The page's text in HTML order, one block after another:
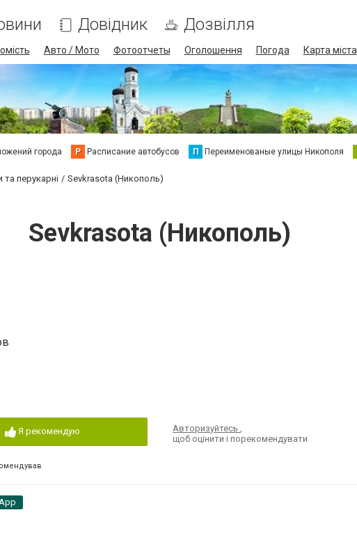
Довідник Дозвілля
Авто / Мото Фотоотчеты Оголошення Погода Карта міста
города Р Расписание автобусов П Переименованые улицы Никополя
перукарні Sevkrasota (Никополь)
Sevkrasota (Никополь)
Я рекомендую Авторизуйтесь,
щоб оцінити і порекомендувати